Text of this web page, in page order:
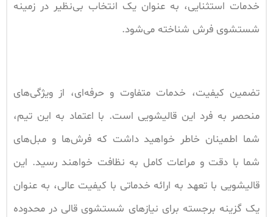
خدمات استثنایی، به عنوان یک انتخاب بی‌نظیر در زمینه
شستشوی فرش شناخته می‌شود.
تضمین کیفیت، خدمات متفاوت و حرفه‌ای، از ویژگی‌های
منحصر به فرد این قالیشویی است. با اعتماد به این تیم،
شما اطمینان خاطر خواهید داشت که فرش‌ها و مبل‌های
شما با دقت و مراعات کامل به نظافت خواهند رسید. این
قالیشویی با تعهد به ارائه خدماتی با کیفیت عالی، به عنوان
یک گزینه برجسته برای نیازهای شستشوی قالی در محدوده